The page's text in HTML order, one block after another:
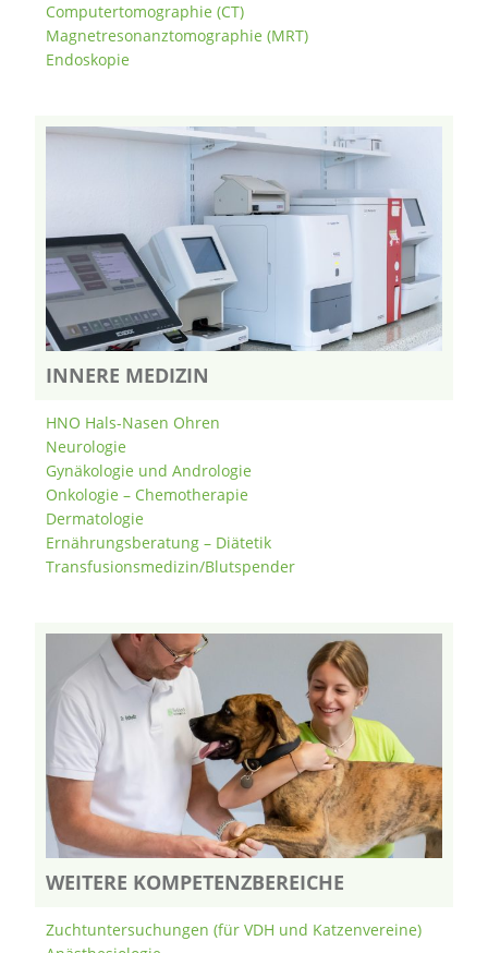
Computertomographie (CT)
Magnetresonanztomographie (MRT)
Endoskopie
INNERE MEDIZIN
HNO Hals-Nasen Ohren
Neurologie
Gynäkologie und Andrologie
Onkologie – Chemotherapie
Dermatologie
Ernährungsberatung – Diätetik
Transfusionsmedizin/Blutspender
WEITERE KOMPETENZBEREICHE
Zuchtuntersuchungen (für VDH und Katzenvereine)